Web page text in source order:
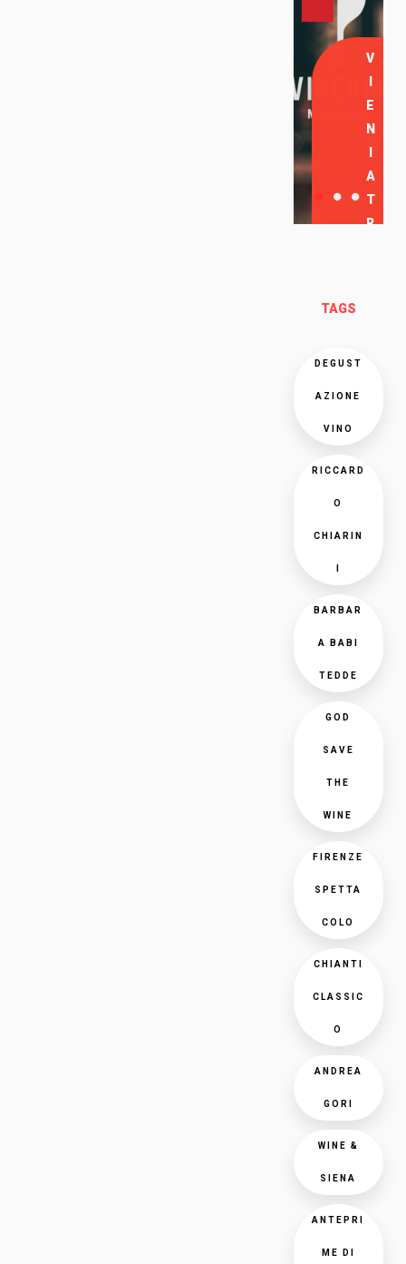
V
E
N
A
T
R
TAGS
DEGUST
AZIONE
VINO
RICCARD
O
CHIARIN
BARBAR
A BABI
TEDDE
GOD
SAVE
THE
WINE
FIRENZE
SPETTA
COLO
CHIANTI
CLASSIC
O
ANDREA
GORI
WINE &
SIENA
ANTEPRI
ME DI